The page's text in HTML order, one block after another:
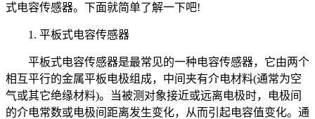
式电容传感器。下面就简单了解一下吧!
1. 平板式电容传感器
平板式电容传感器是最常见的一种电容传感器，它由两个
相互平行的金属平板电极组成，中间夹有介电材料(通常为空
气或其它绝缘材料)。当被测对象接近或远离电极时，电极间
的介电常数或电极间距离发生变化，从而引起电容值变化。通